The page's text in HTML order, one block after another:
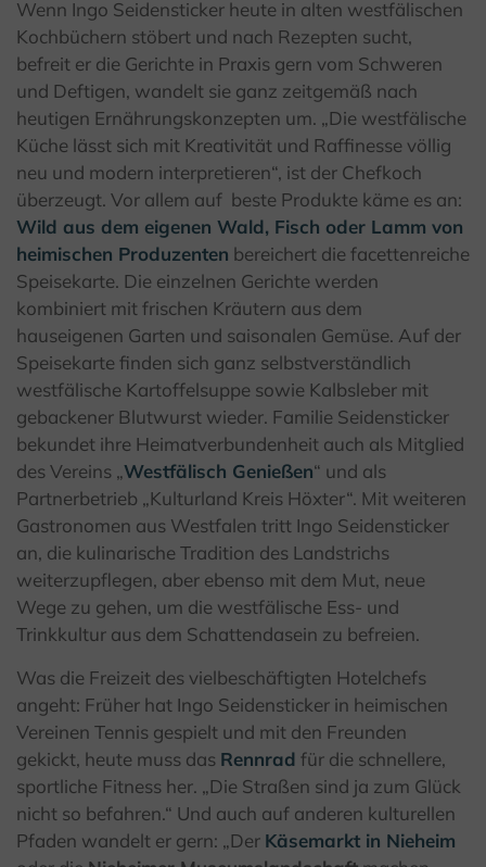
Wenn Ingo Seidensticker heute in alten westfälischen
Kochbüchern stöbert und nach Rezepten sucht,
befreit er die Gerichte in Praxis gern vom Schweren
und Deftigen, wandelt sie ganz zeitgemäß nach
heutigen Ernährungskonzepten um. „Die westfälische
Küche lässt sich mit Kreativität und Raffinesse völlig
neu und modern interpretieren“, ist der Chefkoch
überzeugt. Vor allem auf beste Produkte käme es an:
Wild aus dem eigenen Wald, Fisch oder Lamm von
heimischen Produzenten bereichert die facettenreiche
Speisekarte. Die einzelnen Gerichte werden
kombiniert mit frischen Kräutern aus dem
hauseigenen Garten und saisonalen Gemüse. Auf der
Speisekarte finden sich ganz selbstverständlich
westfälische Kartoffelsuppe sowie Kalbsleber mit
gebackener Blutwurst wieder. Familie Seidensticker
bekundet ihre Heimatverbundenheit auch als Mitglied
des Vereins „Westfälisch Genießen“ und als
Partnerbetrieb „Kulturland Kreis Höxter“. Mit weiteren
Gastronomen aus Westfalen tritt Ingo Seidensticker
an, die kulinarische Tradition des Landstrichs
weiterzupflegen, aber ebenso mit dem Mut, neue
Wege zu gehen, um die westfälische Ess- und
Trinkkultur aus dem Schattendasein zu befreien.
Was die Freizeit des vielbeschäftigten Hotelchefs
angeht: Früher hat Ingo Seidensticker in heimischen
Vereinen Tennis gespielt und mit den Freunden
gekickt, heute muss das Rennrad für die schnellere,
sportliche Fitness her. „Die Straßen sind ja zum Glück
nicht so befahren.“ Und auch auf anderen kulturellen
Pfaden wandelt er gern: „Der Käsemarkt in Nieheim